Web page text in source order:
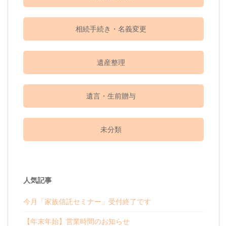
相続手続き・名義変更
遺産整理
遺言・生前贈与
未分類
人気記事
今月「家族信託セミナー」受付終了です
【年末年始】営業時間のお知らせ